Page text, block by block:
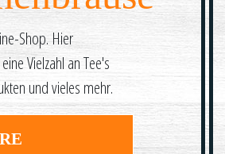
Shop. Hier
Vielzahl an Tee's
und vieles mehr.